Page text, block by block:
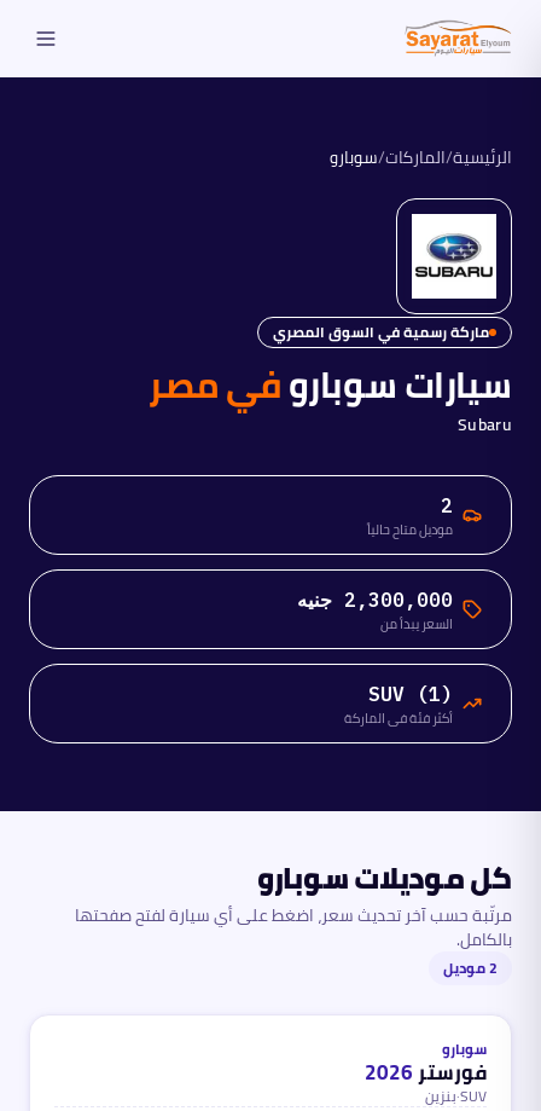
الرئيسية/الماركات/سوبارو
ماركة رسمية في السوق المصري
سياراتسوباروفي مصر
Subaru
2
موديل متاح حالياً
2,300,000 جنيه
السعر يبدأ من
SUV (1)
أكثر فئة في الماركة
كل موديلاتسوبارو
مرتّبة حسب آخر تحديث سعر، اضغط على أي سيارة لفتح صفحتها
بالكامل.
2موديل
محدثمنذ 3 أشهر
بنزين
سوبارو
فورستر2026
SUV
·بنزين